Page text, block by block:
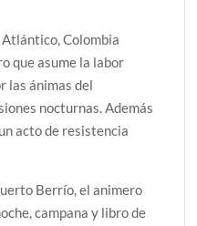
Colombia
que asume la labor
las ánimas del
nocturnas. Además
acto de resistencia
Berrío, el animero
campana y libro de